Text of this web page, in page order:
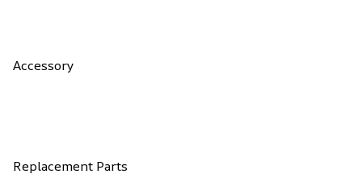
Accessory
Replacement Parts